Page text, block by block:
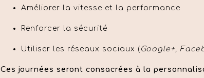
Améliorer la vitesse et la performance
Renforcer la sécurité
Utiliser les réseaux sociaux ( Google+,
Ces journées seront consacrées à la